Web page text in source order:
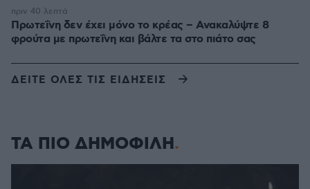
Πρωτεΐνη δεν έχει μόνο το κρέας – Ανακαλύψτε 8
φρούτα με πρωτεΐνη και βάλτε τα στο πιάτο σας
πριν 40 λεπτά
ΔΕΙΤΕ ΟΛΕΣ ΤΙΣ ΕΙΔΗΣΕΙΣ
ΤΑ ΠΙΟ ΔΗΜΟΦΙΛΗ